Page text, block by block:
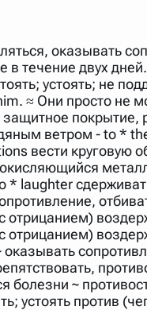
тоже могут
далее через пробел
можно изменять,
оказывать
в течение двух
устоять; не
≈ Они просто не
защитное покрытие,
ветром - to *
вести круговую
* laughter
отрицанием)
отрицанием)
оказывать
болезни ~
устоять против